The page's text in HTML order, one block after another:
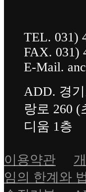
TEL. 031)
FAX. 031)
E-Mail.
ADD. 경
랑로 260 (
디움 1층
이용약관
임의 한계와